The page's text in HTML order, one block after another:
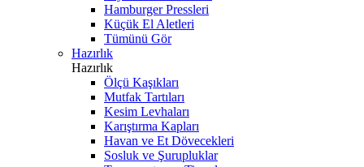
Hamburger Pressleri
Küçük El Aletleri
Tümünü Gör
Hazırlık
Hazırlık
Ölçü Kaşıkları
Mutfak Tartıları
Kesim Levhaları
Karıştırma Kapları
Havan ve Et Dövecekleri
Sosluk ve Şurupluklar